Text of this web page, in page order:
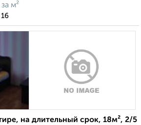
за м²
на длительный срок, 18м², 2/5